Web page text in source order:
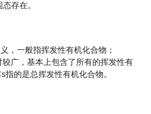
存在。
，一般指挥发性有机化合物；
广，基本上包含了所有的挥发性有
指的是总挥发性有机化合物。